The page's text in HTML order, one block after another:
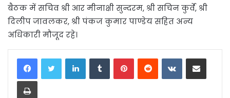
बैठक में सचिव श्री आर मीनाक्षी सुन्दरम, श्री सचिन कुर्वे, श्री
दिलीप जावलकर, श्री पंकज कुमार पाण्डेय सहित अन्य
अधिकारी मौजूद रहे।
LinkedInTumblrPinterestReddit VKontakteShare via Email
Print